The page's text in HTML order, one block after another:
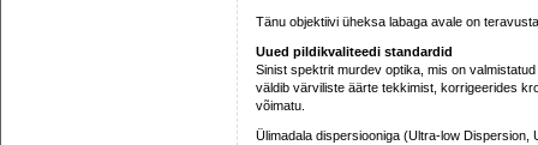
Tänu objektiivi üheksa labaga avale on
Uued pildikvaliteedi standardid
Sinist spektrit murdev optika, mis on
väldib värviliste äärte tekkimist, korrigeerides
võimatu.
Ülimadala dispersiooniga (Ultra-low